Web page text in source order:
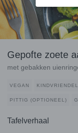
Gepofte zoete
met gebakken
VEGAN
PITTIG (OPTIONEEL)
Tafelverhaal